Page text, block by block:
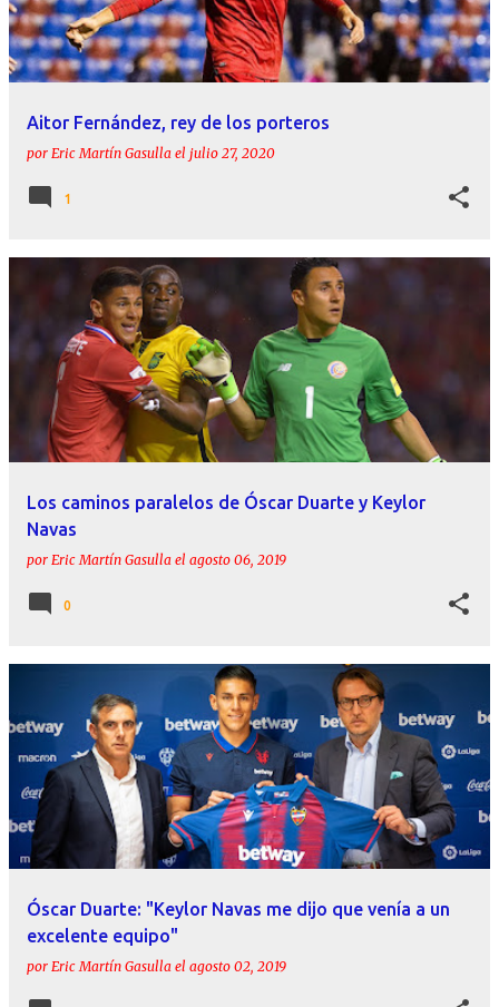
Aitor Fernández, rey de los porteros
por Eric Martín Gasulla el julio 27, 2020
1
Los caminos paralelos de Óscar Duarte y Keylor
Navas
por Eric Martín Gasulla el agosto 06, 2019
0
Óscar Duarte: "Keylor Navas me dijo que venía a un
excelente equipo"
por Eric Martín Gasulla el agosto 02, 2019